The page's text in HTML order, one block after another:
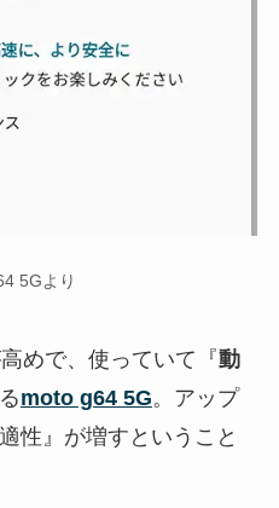
5Gより
めで、使っていて『動
moto g64 5G。アップ
性』が増すということ